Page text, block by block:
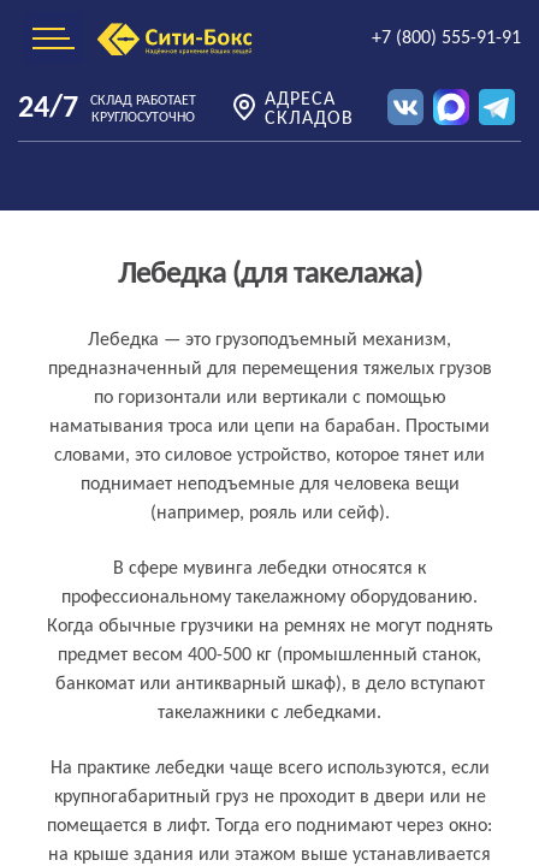
+7 (800) 555-91-91
24/7
СКЛАД РАБОТАЕТ
КРУГЛОСУТОЧНО
АДРЕСА
СКЛАДОВ
Лебедка (для такелажа)
Что такое лебедка (для такелажа)
простыми словами
Лебедка — это грузоподъемный механизм,
предназначенный для перемещения тяжелых грузов
по горизонтали или вертикали с помощью
наматывания троса или цепи на барабан. Простыми
словами, это силовое устройство, которое тянет или
поднимает неподъемные для человека вещи
(например, рояль или сейф).
В сфере мувинга лебедки относятся к
профессиональному такелажному оборудованию.
Когда обычные грузчики на ремнях не могут поднять
предмет весом 400-500 кг (промышленный станок,
банкомат или антикварный шкаф), в дело вступают
такелажники с лебедками.
На практике лебедки чаще всего используются, если
крупногабаритный груз не проходит в двери или не
помещается в лифт. Тогда его поднимают через окно:
на крыше здания или этажом выше устанавливается